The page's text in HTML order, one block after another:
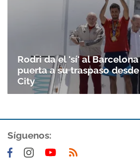
Rodri da el 'sí' al
puerta a su traspaso
City
Síguenos: